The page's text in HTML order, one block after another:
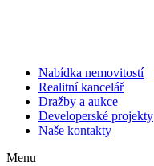
Nabídka nemovitostí
Realitní kancelář
Dražby a aukce
Developerské projekty
Naše kontakty
Menu